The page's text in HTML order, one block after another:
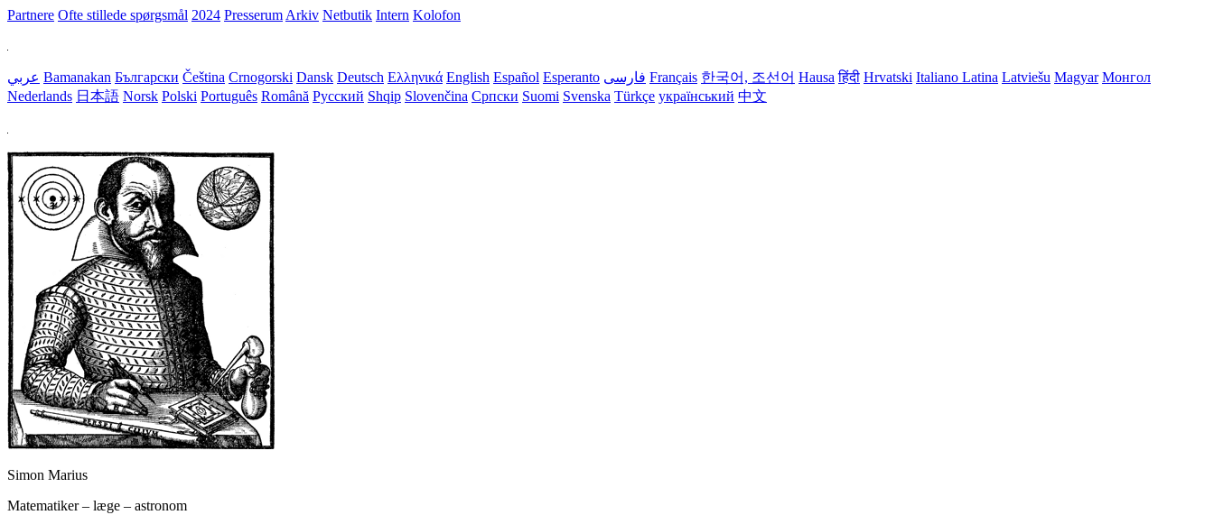
Partnere Ofte stillede spørgsmål 2024 Presserum Arkiv Netbutik Intern Kolofon
عربي Bamanakan Български Čeština Crnogorski Dansk Deutsch Ελληνικά English Español Esperanto فارسی Français 한국어, 조선어 Hausa हिंदी Hrvatski Italiano Latina Latviešu Magyar Монгол
Nederlands 日本語 Norsk Polski Português Română Русский Shqip Slovenčina Српски Suomi Svenska Türkçe український 中文
Simon Marius
Matematiker – læge – astronom